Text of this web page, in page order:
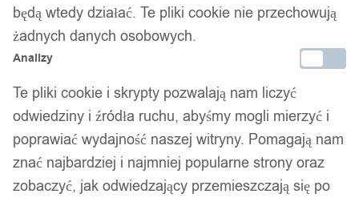
będą wtedy działać. Te pliki cookie nie przechowują
żadnych danych osobowych.
Analizy
Te pliki cookie i skrypty pozwalają nam liczyć
odwiedziny i źródła ruchu, abyśmy mogli mierzyć i
poprawiać wydajność naszej witryny. Pomagają nam
znać najbardziej i najmniej popularne strony oraz
zobaczyć, jak odwiedzający przemieszczają się po